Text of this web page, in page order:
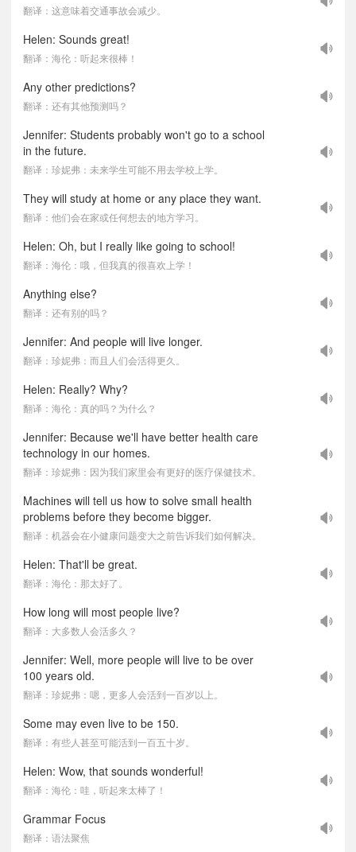
翻译：这意味着交通事故会减少。
Helen: Sounds great!
翻译：海伦：听起来很棒！
Any other predictions?
翻译：还有其他预测吗？
Jennifer: Students probably won't go to a school
in the future.
翻译：珍妮弗：未来学生可能不用去学校上学。
They will study at home or any place they want.
翻译：他们会在家或任何想去的地方学习。
Helen: Oh, but I really like going to school!
翻译：海伦：哦，但我真的很喜欢上学！
Anything else?
翻译：还有别的吗？
Jennifer: And people will live longer.
翻译：珍妮弗：而且人们会活得更久。
Helen: Really? Why?
翻译：海伦：真的吗？为什么？
Jennifer: Because we'll have better health care
technology in our homes.
翻译：珍妮弗：因为我们家里会有更好的医疗保健技术。
Machines will tell us how to solve small health
problems before they become bigger.
翻译：机器会在小健康问题变大之前告诉我们如何解决。
Helen: That'll be great.
翻译：海伦：那太好了。
How long will most people live?
翻译：大多数人会活多久？
Jennifer: Well, more people will live to be over
100 years old.
翻译：珍妮弗：嗯，更多人会活到一百岁以上。
Some may even live to be 150.
翻译：有些人甚至可能活到一百五十岁。
Helen: Wow, that sounds wonderful!
翻译：海伦：哇，听起来太棒了！
Grammar Focus
翻译：语法聚焦